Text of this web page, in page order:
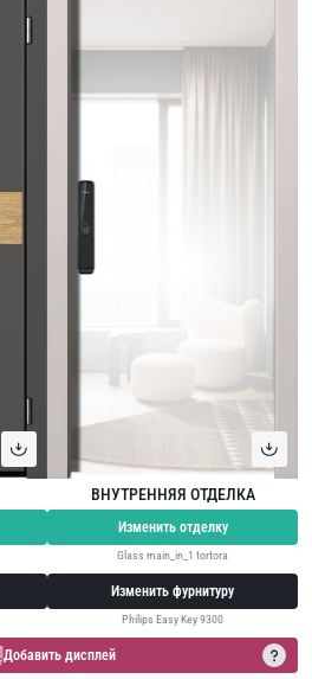
ВНУТРЕННЯЯ ОТДЕЛКА
Изменить отделку
Glass main_in_1 tortora
Изменить фурнитуру
Philips Easy Key 9300
Добавить дисплей